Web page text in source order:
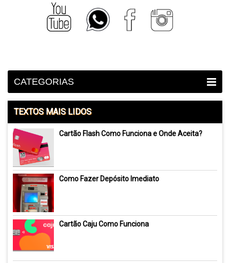
CATEGORIAS
TEXTOS MAIS LIDOS
Cartão Flash Como Funciona e Onde Aceita?
Como Fazer Depósito Imediato
Cartão Caju Como Funciona